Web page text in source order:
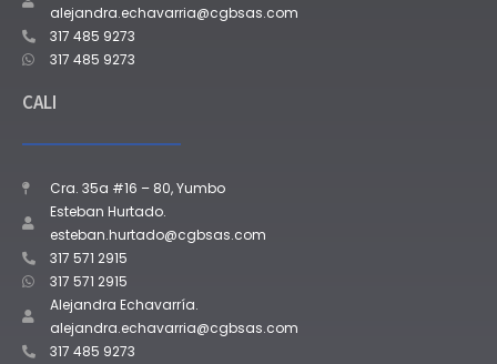
alejandra.echavarria@cgbsas.com
317 485 9273
317 485 9273
CALI
Cra. 35a #16 – 80, Yumbo
Esteban Hurtado.
esteban.hurtado@cgbsas.com
317 571 2915
317 571 2915
Alejandra Echavarría.
alejandra.echavarria@cgbsas.com
317 485 9273